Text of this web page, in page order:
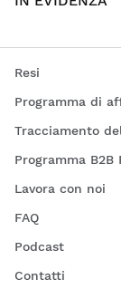
Resi
Programma di
Tracciamento
Programma B2B
Lavora con noi
FAQ
Podcast
Contatti